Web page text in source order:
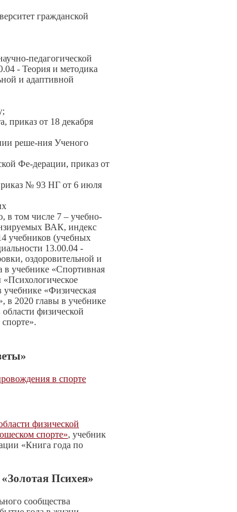
гражданской
педагогической
- Теория и методика
и адаптивной
приказ от 18 декабря
реше-ния Ученого
Фе-дерации, приказ от
№ 93 НГ от 6 июля
в том числе 7 – учебно-
ВАК, индекс
учебников (учебных
13.00.04 -
оздоровительной и
в учебнике «Спортивная
учебнике «Физическая
в 2020 главы в учебнике
физической
в спорте
физической
спорте», учебник
«Книга года по
Психея»
сообщества